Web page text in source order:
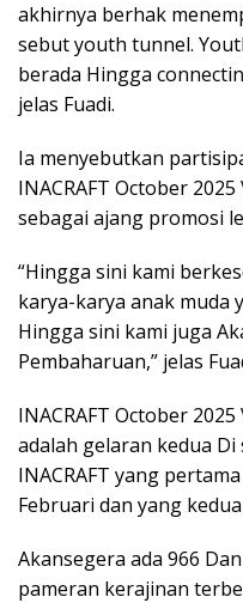
akhirnya berhak
sebut youth tunnel.
berada Hingga
jelas Fuadi.
Ia menyebutkan
INACRAFT October
sebagai ajang promosi
“Hingga sini kami
karya-karya anak muda
Hingga sini kami juga
Pembaharuan,” jelas
INACRAFT October
adalah gelaran kedua
INACRAFT yang
Februari dan yang
Akansegera ada 966
pameran kerajinan